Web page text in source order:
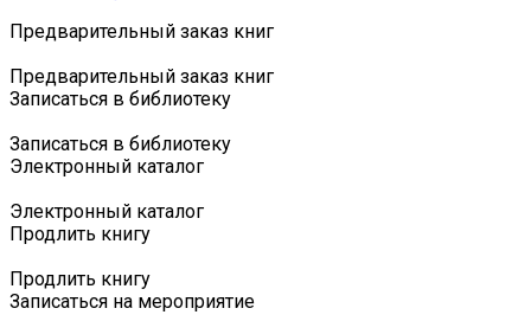
Предварительный заказ книг
Предварительный заказ книг
Записаться в библиотеку
Записаться в библиотеку
Электронный каталог
Электронный каталог
Продлить книгу
Продлить книгу
Записаться на мероприятие